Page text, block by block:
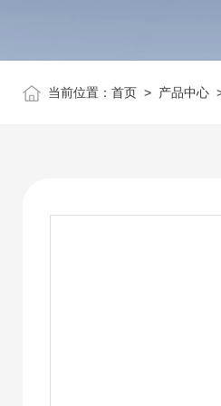
当前位置： 首页 > 产品中心